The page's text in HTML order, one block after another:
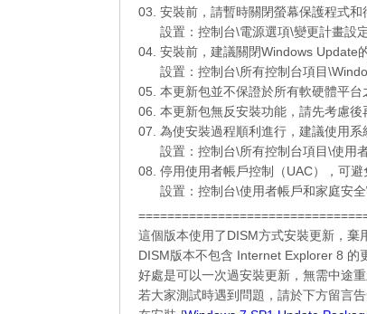
03. 安裝前，請暫時關閉螢幕保護程式和
設置：控制台\電源選項\變更計畫設
04. 安裝前，建議關閉Windows Update
設置：控制台\所有控制台項目
05. 本更新包並不保證於所有軟硬體平台
06. 本更新包無反安裝功能，請先考慮後
07. 為使安裝過程順利進行，建議使用系
設置：控制台\所有控制台項目\使用
08. 停用使用者帳戶控制（UAC），可
設置：控制台\使用者帳戶和家庭安
這個版本使用了DISM方式安裝更新，棄
DISM版本不包含 Internet Explorer 8 的
好處是可以一次過安裝更新，無需中途
若大家測試時遇到問題，請於下方留言告